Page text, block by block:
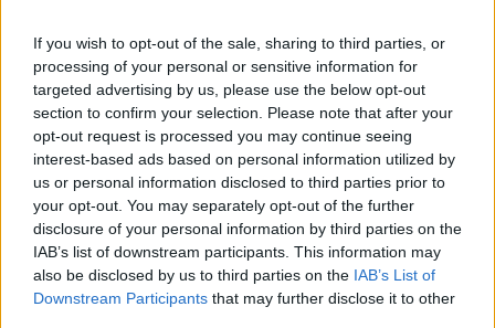
If you wish to opt-out of the sale, sharing to third parties, or
processing of your personal or sensitive information for
targeted advertising by us, please use the below opt-out
section to confirm your selection. Please note that after your
opt-out request is processed you may continue seeing
interest-based ads based on personal information utilized by
us or personal information disclosed to third parties prior to
your opt-out. You may separately opt-out of the further
disclosure of your personal information by third parties on the
IAB’s list of downstream participants. This information may
also be disclosed by us to third parties on the IAB’s List of
Downstream Participants that may further disclose it to other
Το μεγαλείο της ξηρής Μαυροδάφνης σε 10 value for
money εκδοχές
Η διάσημη αχαϊκή ποικιλία σε μερικά από τα πιο
ενδιαφέροντα ξηρά κρασιά της αγοράς.
07.12.2023, 21:30